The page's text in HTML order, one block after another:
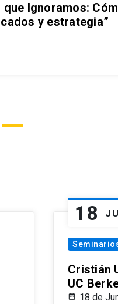
que Ignoramos:
y estrategia”
18
Cristián
UC
18 de